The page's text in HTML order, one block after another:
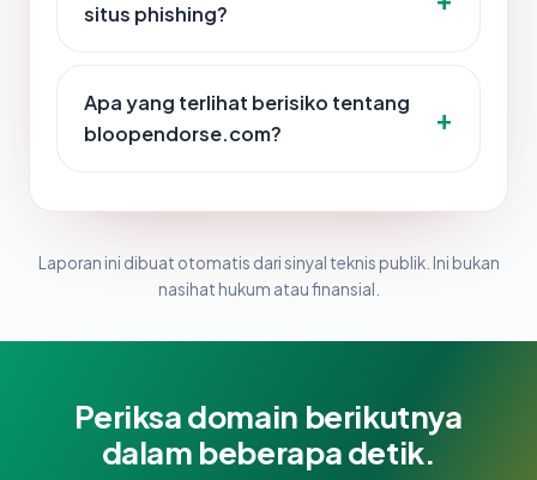
situs phishing?
Apa yang terlihat berisiko tentang
bloopendorse.com?
Laporan ini dibuat otomatis dari sinyal teknis publik. Ini bukan
nasihat hukum atau finansial.
Periksa domain berikutnya
dalam beberapa detik.